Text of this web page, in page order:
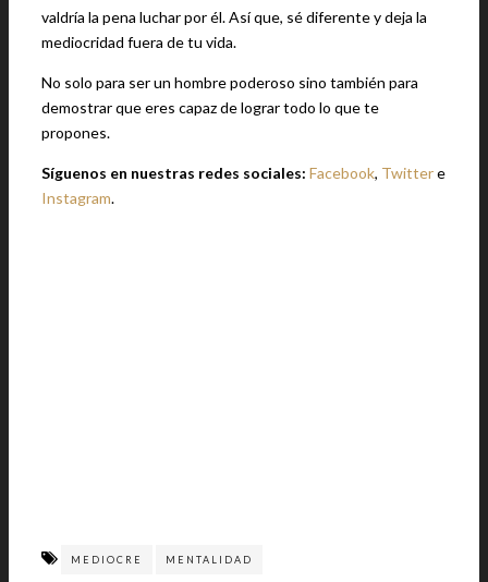
valdría la pena luchar por él. Así que, sé diferente y deja la
mediocridad fuera de tu vida.
No solo para ser un hombre poderoso sino también para
demostrar que eres capaz de lograr todo lo que te
propones.
Síguenos en nuestras redes sociales: Facebook, Twittere
Instagram.
MEDIOCRE MENTALIDAD